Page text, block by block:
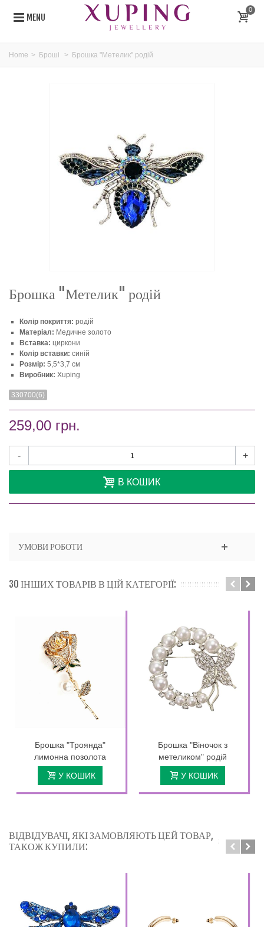
MENU
0
Home > Броші > Брошка "Метелик" родій
Брошка "Метелик" родій
Колір покриття: родій
Матеріал: Медичне золото
Вставка: циркони
Колір вставки: синій
Розмір: 5,5*3,7 см
Виробник: Xuping
330700(6)
259,00 грн.
- +
В КОШИК
УМОВИ РОБОТИ
30 ІНШИХ ТОВАРІВ В ЦІЙ КАТЕГОРІЇ:
Брошка "Троянда"
лимонна позолота
У КОШИК
Брошка "Віночок з
метеликом" родій
У КОШИК
ВІДВІДУВАЧІ, ЯКІ ЗАМОВЛЯЮТЬ ЦЕЙ ТОВАР,
ТАКОЖ КУПИЛИ: